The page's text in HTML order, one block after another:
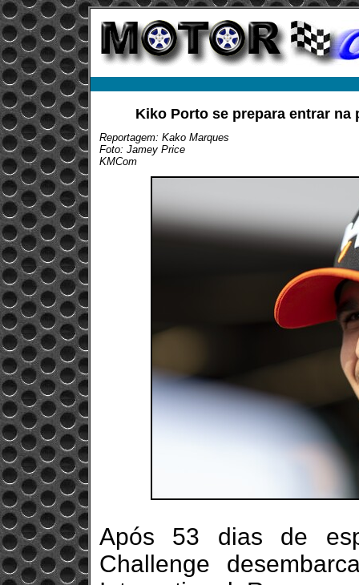
Kiko Porto se prepara entrar na
Reportagem: Kako Marques
Foto: Jamey Price
KMCom
Após 53 dias de
Challenge